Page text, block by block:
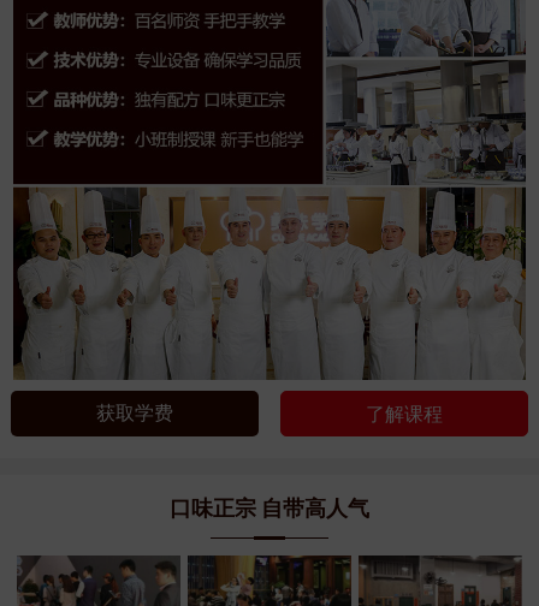
获取学费 了解课程
口味正宗 自带高人气